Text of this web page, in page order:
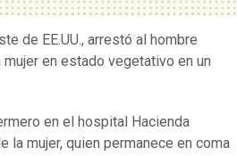
de EE.UU., arrestó al hombre
en estado vegetativo en un
en el hospital Hacienda
la mujer, quien permanece en coma